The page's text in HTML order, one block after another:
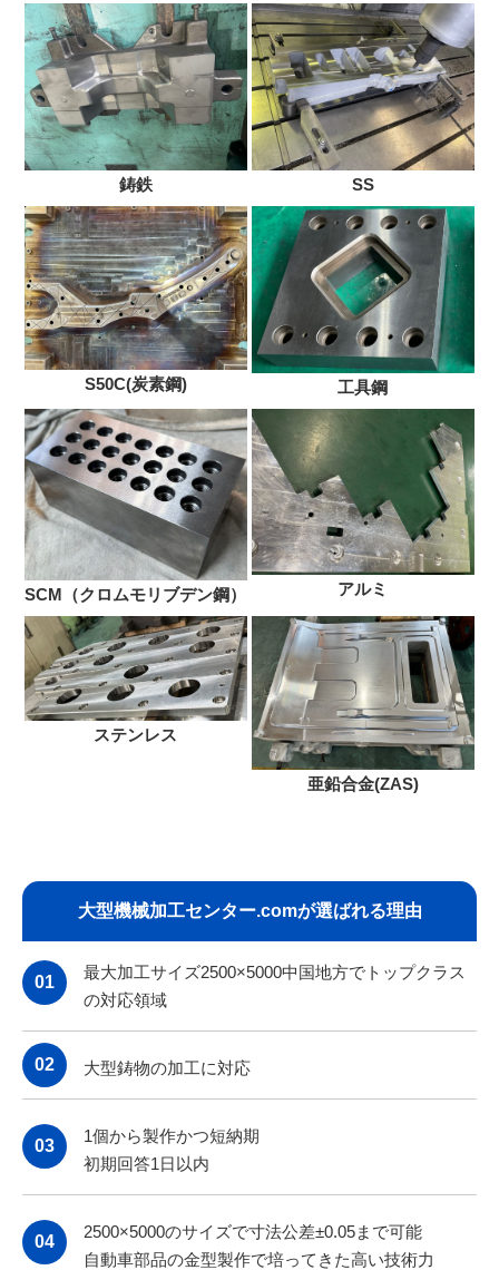
鋳鉄 SS
S50C(炭素鋼) 工具鋼
SCM（クロムモリブデン鋼） アルミ
ステンレス
亜鉛合金(ZAS)
大型機械加工センター.comが選ばれる理由
01
最大加工サイズ2500×5000中国地方でトップクラス
の対応領域
02 大型鋳物の加工に対応
03
1個から製作かつ短納期
初期回答1日以内
2
04
500×5000のサイズで寸法公差±0.05まで可能
自動車部品の金型製作で培ってきた高い技術力